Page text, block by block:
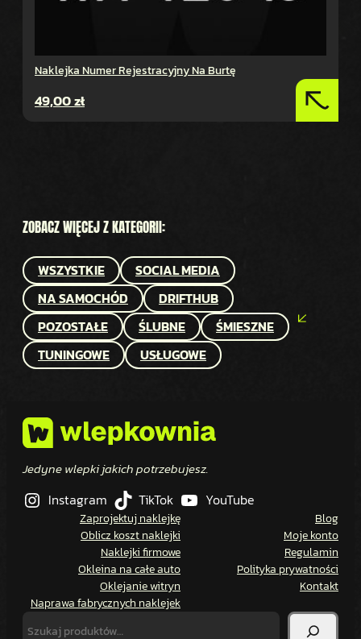
Naklejka Numer Rejestracyjny Na Burtę
49,00zł
ZOBACZ WIĘCEJ Z KATEGORII:
WSZYSTKIE
SOCIAL MEDIA
NA SAMOCHÓD
DRIFTHUB
POZOSTAŁE
ŚLUBNE
ŚMIESZNE
TUNINGOWE
USŁUGOWE
Jedyne wlepki jakich potrzebujesz.
Instagram TikTok YouTube
Zaprojektuj naklejkę
Oblicz koszt naklejki
Naklejki firmowe
Okleina na całe auto
Oklejanie witryn
Naprawa fabrycznych naklejek
Blog
Moje konto
Regulamin
Polityka prywatności
Kontakt